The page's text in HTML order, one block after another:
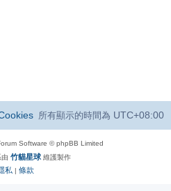
所有顯示的時間為 UTC+08:00
Software © phpBB Limited
竹貓星球 維護製作
私 | 條款